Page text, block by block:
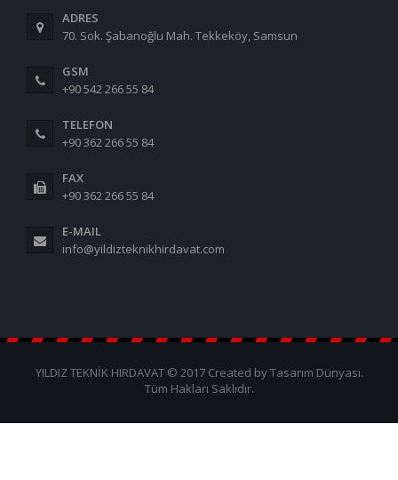
ADRES
70. Sok. Şabanoğlu Mah. Tekkeköy, Samsun
GSM
+90 542 266 55 84
TELEFON
+90 362 266 55 84
FAX
+90 362 266 55 84
E-MAIL
info@yildizteknikhirdavat.com
YILDIZ TEKNİK HIRDAVAT © 2017 Created by Tasarım Dünyası.
Tüm Hakları Saklıdır.